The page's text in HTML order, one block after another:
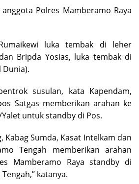
Polres Mamberamo Raya
luka tembak di leher
Bripda Yosias, luka tembak di
Dunia).
susulan, kata Kapendam,
Satgas memberikan arahan ke
untuk standby di Pos.
Kabag Sumda, Kasat Intelkam dan
Tengah memberikan arahan
Mamberamo Raya standby di
katanya.